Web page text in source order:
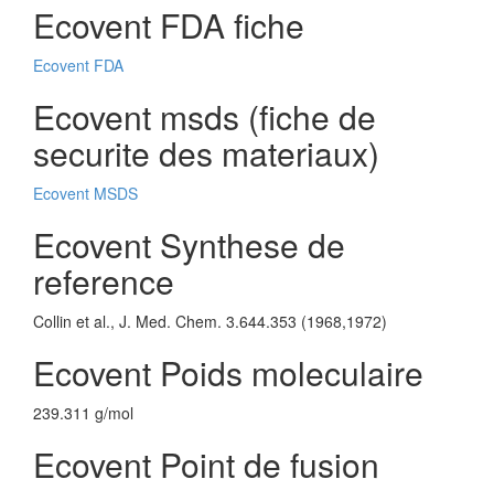
Ecovent FDA fiche
Ecovent FDA
Ecovent msds (fiche de
securite des materiaux)
Ecovent MSDS
Ecovent Synthese de
reference
Collin et al., J. Med. Chem. 3.644.353 (1968,1972)
Ecovent Poids moleculaire
239.311 g/mol
Ecovent Point de fusion